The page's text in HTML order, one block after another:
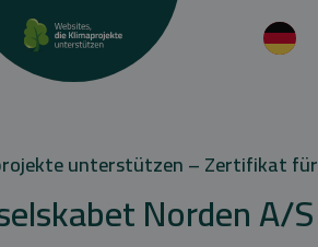
unterstützen – Zertifikat für
Norden A/S